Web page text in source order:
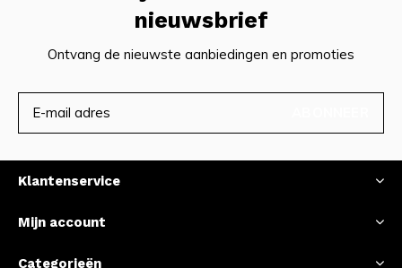
nieuwsbrief
Ontvang de nieuwste aanbiedingen en promoties
Klantenservice
Mijn account
Categorieën